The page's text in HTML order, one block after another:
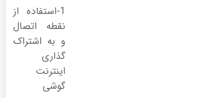
1-استفاده از
نقطه اتصال
و به اشتراک
گذاری
اینترنت
گوشی